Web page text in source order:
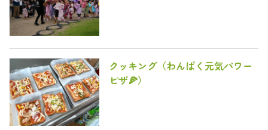
クッキング（わんぱく元気パワー
ピザ🍕）